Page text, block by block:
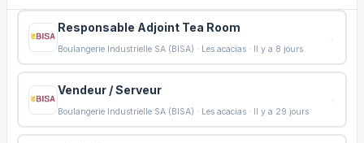
Responsable Adjoint Tea Room
Boulangerie Industrielle SA (BISA) · Les acacias · Il y a 8 jours
Vendeur / Serveur
Boulangerie Industrielle SA (BISA) · Les acacias · Il y a 29 jours